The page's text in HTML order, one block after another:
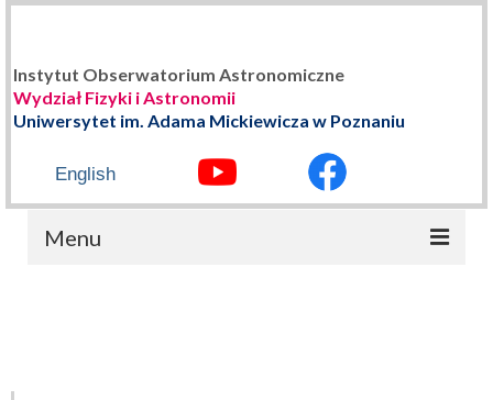
Instytut Obserwatorium Astronomiczne
Wydział Fizyki i Astronomii
Uniwersytet im. Adama Mickiewicza w Poznaniu
English
Menu